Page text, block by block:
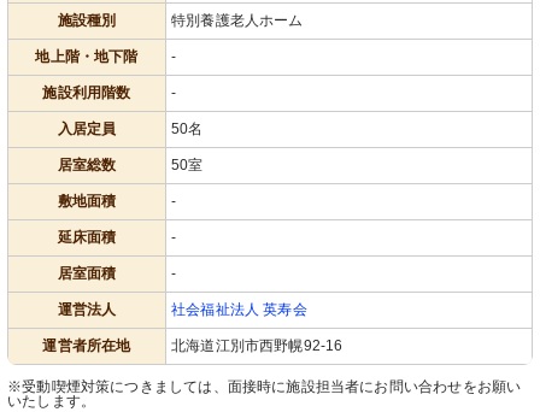
施設種別 特別養護老人ホーム
地上階・地下階 -
施設利用階数 -
入居定員 50名
居室総数 50室
敷地面積 -
延床面積 -
居室面積 -
運営法人 社会福祉法人 英寿会
運営者所在地 北海道江別市西野幌92-16
※受動喫煙対策につきましては、面接時に施設担当者にお問い合わせをお願い
いたします。